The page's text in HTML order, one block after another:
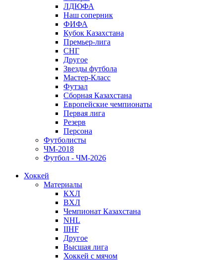
ЛДЮФА
Наш соперник
ФИФА
Кубок Казахстана
Премьер-лига
СНГ
Другое
Звезды футбола
Мастер-Класс
Футзал
Сборная Казахстана
Европейские чемпионаты
Первая лига
Резерв
Персона
Футболисты
ЧМ-2018
Футбол - ЧМ-2026
Хоккей
Материалы
КХЛ
ВХЛ
Чемпионат Казахстана
NHL
IIHF
Другое
Высшая лига
Хоккей с мячом